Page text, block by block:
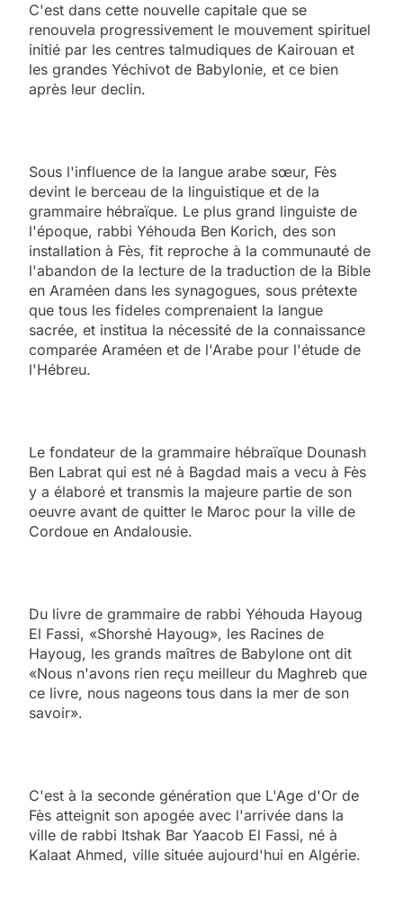
C'est dans cette nouvelle capitale que se
renouvela progressivement le mouvement spirituel
initié par les centres talmudiques de Kairouan et
les grandes Yéchivot de Babylonie, et ce bien
après leur declin.
Sous l'influence de la langue arabe sœur, Fès
devint le berceau de la linguistique et de la
grammaire hébraïque. Le plus grand linguiste de
l'époque, rabbi Yéhouda Ben Korich, des son
installation à Fès, fit reproche à la communauté de
l'abandon de la lecture de la traduction de la Bible
en Araméen dans les synagogues, sous prétexte
que tous les fideles comprenaient la langue
sacrée, et institua la nécessité de la connaissance
comparée Araméen et de l'Arabe pour l'étude de
l'Hébreu.
Le fondateur de la grammaire hébraïque Dounash
Ben Labrat qui est né à Bagdad mais a vecu à Fès
y a élaboré et transmis la majeure partie de son
oeuvre avant de quitter le Maroc pour la ville de
Cordoue en Andalousie.
Du livre de grammaire de rabbi Yéhouda Hayoug
El Fassi, «Shorshé Hayoug», les Racines de
Hayoug, les grands maîtres de Babylone ont dit
«Nous n'avons rien reçu meilleur du Maghreb que
ce livre, nous nageons tous dans la mer de son
savoir».
C'est à la seconde génération que L'Age d'Or de
Fès atteignit son apogée avec l'arrivée dans la
ville de rabbi Itshak Bar Yaacob El Fassi, né à
Kalaat Ahmed, ville située aujourd'hui en Algérie.